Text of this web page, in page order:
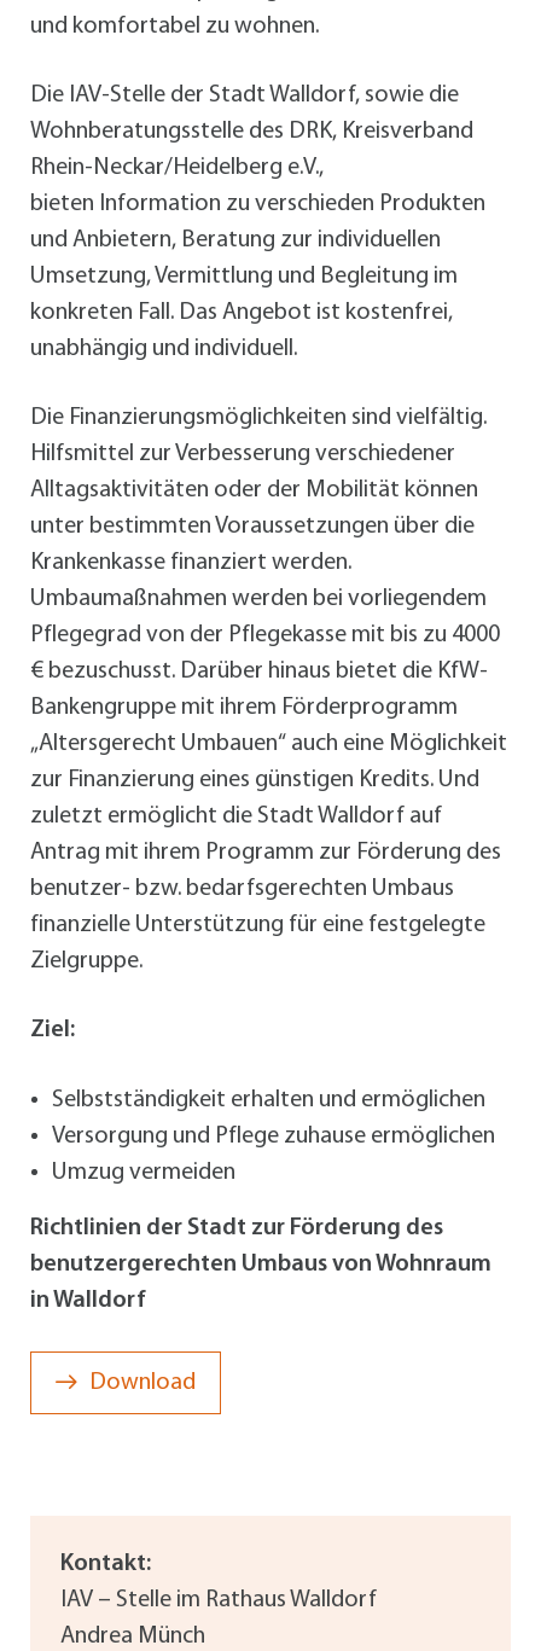
und komfortabel zu wohnen.
Die IAV-Stelle der Stadt Walldorf, sowie die
Wohnberatungsstelle des DRK, Kreisverband
Rhein-Neckar/Heidelberg e.V.,
bieten Information zu verschieden Produkten
und Anbietern, Beratung zur individuellen
Umsetzung, Vermittlung und Begleitung im
konkreten Fall. Das Angebot ist kostenfrei,
unabhängig und individuell.
Die Finanzierungsmöglichkeiten sind vielfältig.
Hilfsmittel zur Verbesserung verschiedener
Alltagsaktivitäten oder der Mobilität können
unter bestimmten Voraussetzungen über die
Krankenkasse finanziert werden.
Umbaumaßnahmen werden bei vorliegendem
Pflegegrad von der Pflegekasse mit bis zu 4000
€ bezuschusst. Darüber hinaus bietet die KfW-
Bankengruppe mit ihrem Förderprogramm
„Altersgerecht Umbauen“ auch eine Möglichkeit
zur Finanzierung eines günstigen Kredits. Und
zuletzt ermöglicht die Stadt Walldorf auf
Antrag mit ihrem Programm zur Förderung des
benutzer- bzw. bedarfsgerechten Umbaus
finanzielle Unterstützung für eine festgelegte
Zielgruppe.
Ziel:
Selbstständigkeit erhalten und ermöglichen
Versorgung und Pflege zuhause ermöglichen
Umzug vermeiden
Richtlinien der Stadt zur Förderung des
benutzergerechten Umbaus von Wohnraum
in Walldorf
Download
Kontakt:
IAV – Stelle im Rathaus Walldorf
Andrea Münch